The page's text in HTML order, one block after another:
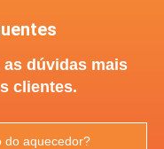
dúvidas mais
clientes.
do aquecedor?